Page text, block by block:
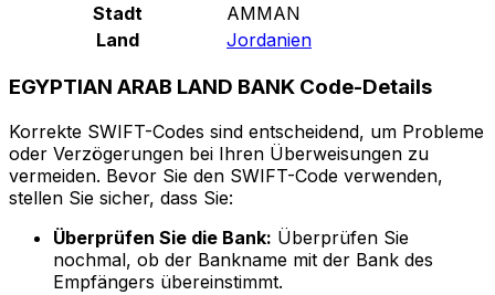
Stadt
AMMAN
Land
Jordanien
EGYPTIAN ARAB LAND BANK Code-Details
Korrekte SWIFT-Codes sind entscheidend, um Probleme
oder Verzögerungen bei Ihren Überweisungen zu
vermeiden. Bevor Sie den SWIFT-Code verwenden,
stellen Sie sicher, dass Sie:
Überprüfen Sie die Bank: Überprüfen Sie
nochmal, ob der Bankname mit der Bank des
Empfängers übereinstimmt.